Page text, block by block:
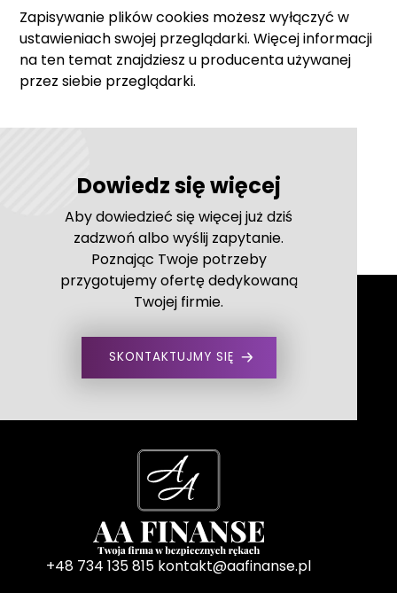
Zapisywanie plików cookies możesz wyłączyć w
ustawieniach swojej przeglądarki. Więcej informacji
na ten temat znajdziesz u producenta używanej
przez siebie przeglądarki.
Dowiedz się więcej
Aby dowiedzieć się więcej już dziś
zadzwoń albo wyślij zapytanie.
Poznając Twoje potrzeby
przygotujemy ofertę dedykowaną
Twojej firmie.
SKONTAKTUJMY SIĘ
+48 734 135 815 kontakt@aafinanse.pl